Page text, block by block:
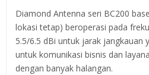
Diamond Antenna seri BC200
lokasi tetap) beroperasi pada
5.5/6.5 dBi untuk jarak jangkauan
untuk komunikasi bisnis dan
dengan banyak halangan.